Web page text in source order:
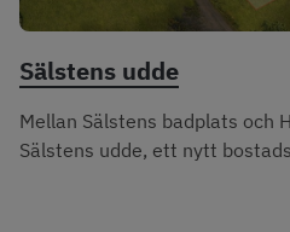
Sälstens udde
Mellan Sälstens badplats och
Sälstens udde, ett nytt